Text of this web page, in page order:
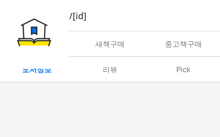
book/rent/[id]
대여 새책구매 중고책구매
도서정보 리뷰 Pick